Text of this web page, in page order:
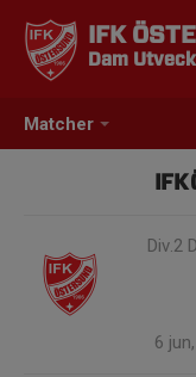
Matcher
IFK
Dam
Div.2
6